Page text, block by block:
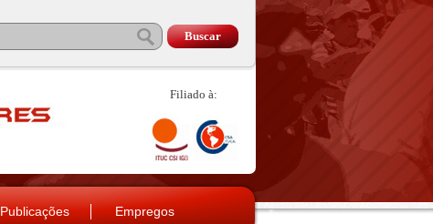
Filiado à:
Publicações Empregos